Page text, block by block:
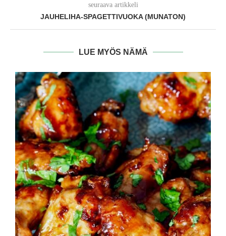
seuraava artikkeli
JAUHELIHA-SPAGETTIVUOKA (MUNATON)
LUE MYÖS NÄMÄ